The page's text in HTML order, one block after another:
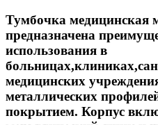
Тумбочка медицинская
предназначена
использования в
медицинских
металлических
покрытием. Корпус